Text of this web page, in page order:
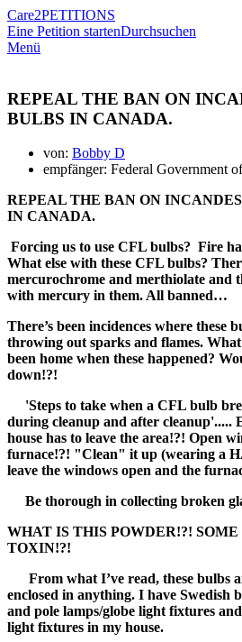
Care2PETITIONS
Eine Petition startenDurchsuchen
Menü
REPEAL THE BAN ON
BULBS IN CANADA.
von: Bobby D
empfänger: Federal Government
REPEAL THE BAN ON
IN CANADA.
Forcing us to use CFL bulbs? Fire
What else with these CFL bulbs?
mercurochrome and merthiolate and
with mercury in them. All banned…
There’s been incidences where these
throwing out sparks and flames.
been home when these happened?
down!?!
'Steps to take when a CFL bulb
during cleanup and after cleanup'.....
house has to leave the area!?! Open
furnace!?! "Clean" it up (wearing a
leave the windows open and the
Be thorough in collecting broken
WHAT IS THIS POWDER!?!
TOXIN!?!
From what I’ve read, these bulbs
enclosed in anything. I have Swedish
and pole lamps/globe light fixtures
light fixtures in my house.